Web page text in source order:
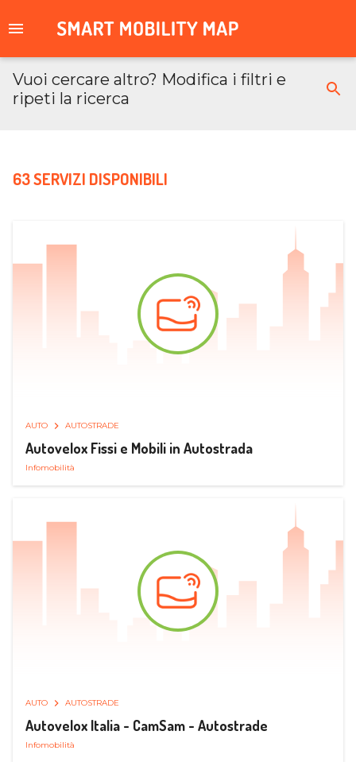
Vuoi cercare altro? Modifica i filtri e
ripeti la ricerca
63 SERVIZI DISPONIBILI
AUTO AUTOSTRADE
Autovelox Fissi e Mobili in Autostrada
Infomobilità
AUTO AUTOSTRADE
Autovelox Italia - CamSam - Autostrade
Infomobilità